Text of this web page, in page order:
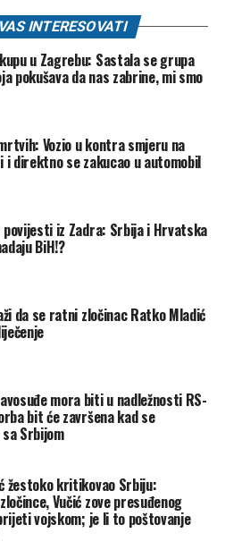
će biti najveće žrtve
sam da ih ima mnogo koji
u slobodnoj i pravnoj državi.
su prilika da se režim svrgne.
studentima koji traže
slobodno društvo,
korupcije. Sve ono što je
guši.
ka članstvu EU i kao
EU. U kapacitetu
Vijeća ministara BiH uradit ću
priključi ovim sankcijama”,
profilu.
INTERESOVATI
u Zagrebu: Sastala se grupa
pokušava da nas zabrine, mi smo
Vozio u kontra smjeru na
direktno se zakucao u automobil
iz Zadra: Srbija i Hrvatska
BiH!?
da se ratni zločinac Ratko Mladić
mora biti u nadležnosti RS-
bit će završena kad se
Srbijom
žestoko kritikovao Srbiju:
Vučić zove presuđenog
vojskom; je li to poštovanje